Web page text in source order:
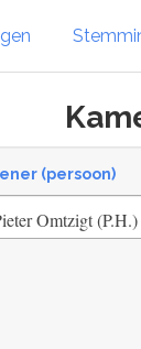
(persoon)
Omtzigt (P.H.)